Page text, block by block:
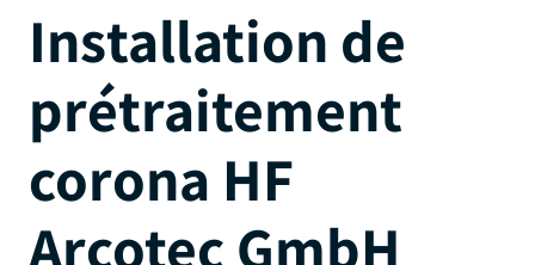
Installation de
prétraitement
corona HF
Arcotec GmbH